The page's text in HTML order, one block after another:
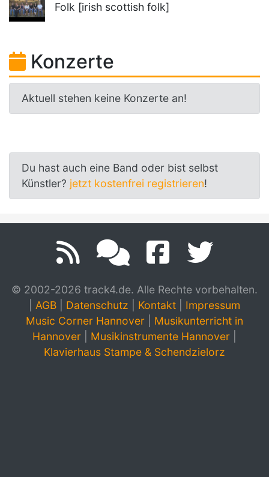
Folk [irish scottish folk]
Konzerte
Aktuell stehen keine Konzerte an!
Du hast auch eine Band oder bist selbst
Künstler? jetzt kostenfrei registrieren!
© 2002-2026 track4.de. Alle Rechte vorbehalten.
AGB Datenschutz Kontakt
Impressum
Music Corner Hannover
Musikunterricht in
Hannover
Musikinstrumente Hannover
Klavierhaus Stampe & Schendzielorz